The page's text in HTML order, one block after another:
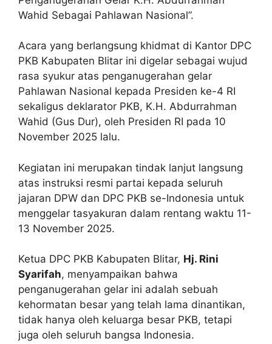
Wahid Sebagai Pahlawan Nasional”.
Acara yang berlangsung khidmat di Kantor DPC
PKB Kabupaten Blitar ini digelar sebagai wujud
rasa syukur atas penganugerahan gelar
Pahlawan Nasional kepada Presiden ke-4 RI
sekaligus deklarator PKB, K.H. Abdurrahman
Wahid (Gus Dur), oleh Presiden RI pada 10
November 2025 lalu.
Kegiatan ini merupakan tindak lanjut langsung
atas instruksi resmi partai kepada seluruh
jajaran DPW dan DPC PKB se-Indonesia untuk
menggelar tasyakuran dalam rentang waktu 11-
13 November 2025.
Ketua DPC PKB Kabupaten Blitar, Hj. Rini
Syarifah, menyampaikan bahwa
penganugerahan gelar ini adalah sebuah
kehormatan besar yang telah lama dinantikan,
tidak hanya oleh keluarga besar PKB, tetapi
juga oleh seluruh bangsa Indonesia.